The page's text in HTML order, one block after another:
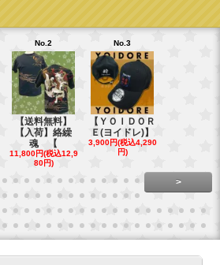
No.2
【送料無料】
【入荷】絡繰
魂 【
11,800円(税込12,9
80円)
No.3
【ＹＯＩＤＯＲ
Ｅ(ヨイドレ)】
3,900円(税込4,290
円)
>